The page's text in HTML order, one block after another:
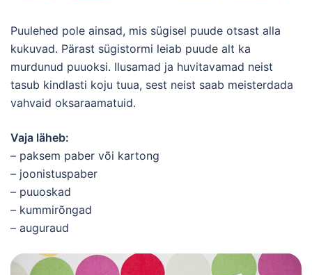
Puulehed pole ainsad, mis sügisel puude otsast alla
kukuvad. Pärast sügistormi leiab puude alt ka
murdunud puuoksi. Ilusamad ja huvitavamad neist
tasub kindlasti koju tuua, sest neist saab meisterdada
vahvaid oksaraamatuid.
Vaja läheb:
– paksem paber või kartong
– joonistuspaber
– puuoskad
– kummirõngad
– auguraud